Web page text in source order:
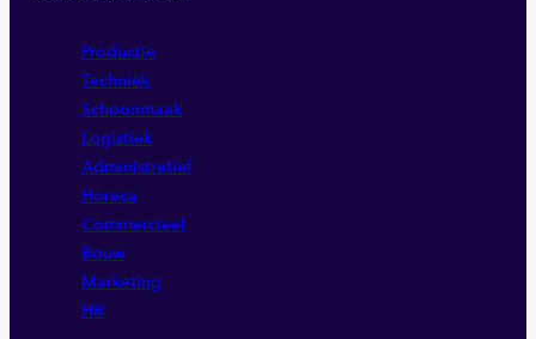
Productie
Techniek
Schoonmaak
Logistiek
Administratief
Horeca
Commercieel
Bouw
Marketing
HR